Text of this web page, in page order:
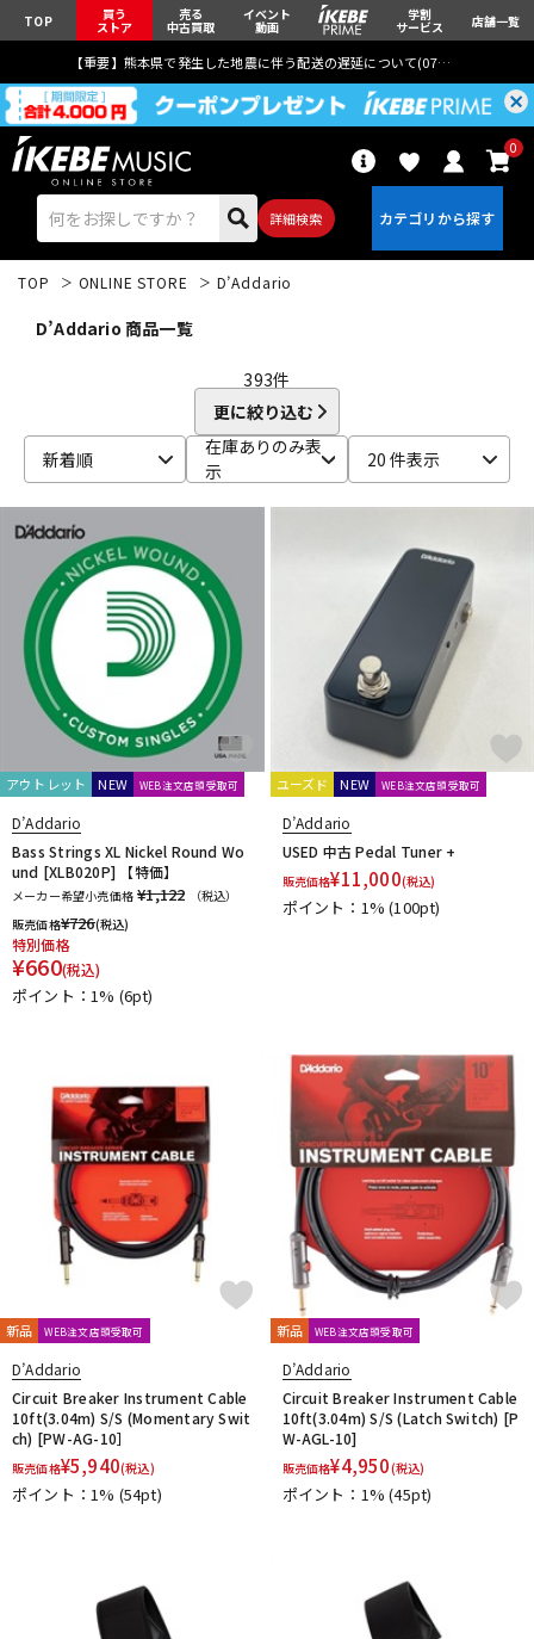
TOP 買う
ストア
売る
中古買取
イベント
動画
学割
サービス 店舗一覧
【重要】熊本県で発生した地震に伴う配送の遅延について(07月29日
詳細検索
0
ベース ウクレレ
ドラム パーカッション
キーボード 電子ピアノ
管楽器 その他楽器
アンプ エフェクター
DJ機器
配信/ライブ機器 楽器アクセサリ
中古 ヴィンテージ
TOP ONLINE STORE D’Addario
D’Addario 商品一覧
393件
更に絞り込む
新着順
在庫ありのみ表
示
20 件表示
アウトレット NEW WEB注文店頭受取可
D’Addario
Bass Strings XL Nickel Round Wo
und [XLB020P] 【特価】
メーカー希望小売価格 ¥1,122
（税込）
販売価格¥726(税込)
特別価格
¥660(税込)
ポイント：1% (6pt)
ユーズド NEW WEB注文店頭受取可
D’Addario
USED 中古 Pedal Tuner +
販売価格¥11,000(税込)
ポイント：1%(100pt)
新品 WEB注文店頭受取可
D’Addario
Circuit Breaker Instrument Cable
10ft(3.04m) S/S (Momentary Swit
ch) [PW-AG-10］
販売価格¥5,940(税込)
ポイント：1% (54pt)
新品 WEB注文店頭受取可
D’Addario
Circuit Breaker Instrument Cable
10ft(3.04m) S/S (Latch Switch) [P
W-AGL-10]
販売価格¥4,950(税込)
ポイント：1%(45pt)